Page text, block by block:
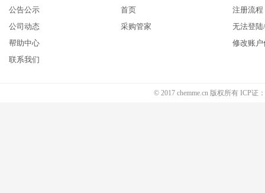
公告公示
公司动态
帮助中心
联系我们
首页
采购管家
注册流程
无法登
修改账户
© 2017 chemme.cn 版权所有 ICP证：